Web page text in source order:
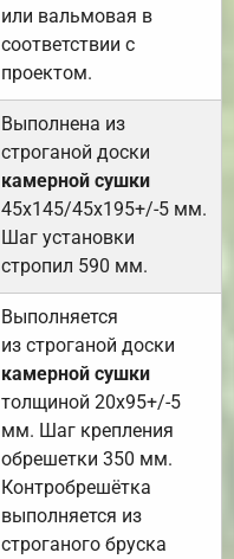
или вальмовая в
соответствии с
проектом.
Выполнена из
строганой доски
камерной сушки
45х145/45х195+/-5 мм.
Шаг установки
стропил 590 мм.
Выполняется
из строганой доски
камерной сушки
толщиной 20х95+/-5
мм. Шаг крепления
обрешетки 350 мм.
Контробрешётка
выполняется из
строганого бруска